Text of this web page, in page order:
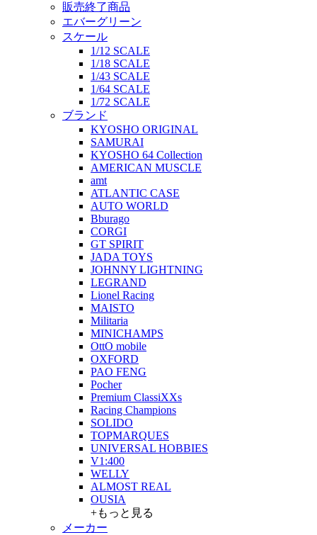
販売終了商品
エバーグリーン
スケール
1/12 SCALE
1/18 SCALE
1/43 SCALE
1/64 SCALE
1/72 SCALE
ブランド
KYOSHO ORIGINAL
SAMURAI
KYOSHO 64 Collection
AMERICAN MUSCLE
amt
ATLANTIC CASE
AUTO WORLD
Bburago
CORGI
GT SPIRIT
JADA TOYS
JOHNNY LIGHTNING
LEGRAND
Lionel Racing
MAISTO
Militaria
MINICHAMPS
OttO mobile
OXFORD
PAO FENG
Pocher
Premium ClassiXXs
Racing Champions
SOLIDO
TOPMARQUES
UNIVERSAL HOBBIES
V1:400
WELLY
ALMOST REAL
OUSIA
+もっと見る
メーカー